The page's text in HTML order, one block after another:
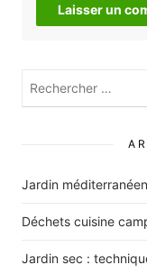
Rechercher
:
Jardin
Déchets cuisine
Jardin sec :